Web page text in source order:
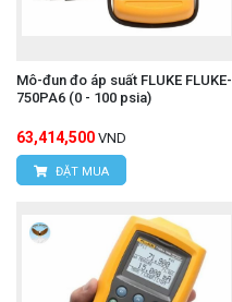
Mô-đun đo áp suất FLUKE FLUKE-
750PA6 (0 - 100 psia)
63,414,500 VND
ĐẶT MUA